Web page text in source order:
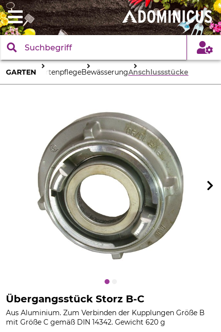
GARTEN GartenpflegeBewässerungAnschlussstücke
Übergangsstück Storz B-C
Aus Aluminium. Zum Verbinden der Kupplungen Größe B
mit Größe C gemäß DIN 14342. Gewicht 620 g